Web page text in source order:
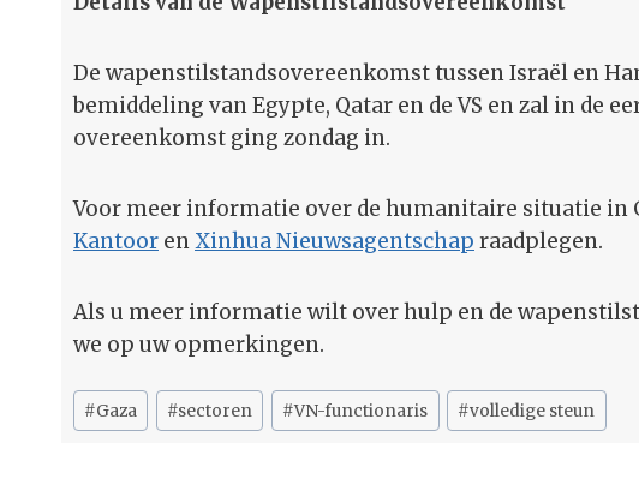
De wapenstilstandsovereenkomst tussen Israël en
bemiddeling van Egypte, Qatar en de VS en zal in de
overeenkomst ging zondag in.
Voor meer informatie over de humanitaire situatie in
Kantoor enXinhua Nieuwsagentschap raadplegen.
Als u meer informatie wilt over hulp en de
we op uw opmerkingen.
Bericht
tags:
#Gaza #sectoren #VN-functionaris #volledige steun